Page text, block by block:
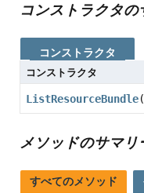
コンストラクタの
コンストラクタ
コンストラクタ
ListResourceBundle
メソッドのサマリ
すべてのメソッド